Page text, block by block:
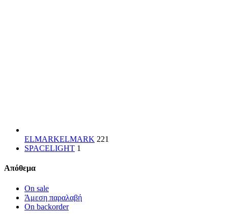
ELMARKELMARK 221
SPACELIGHT 1
Απόθεμα
On sale
Άμεση παραλαβή
On backorder